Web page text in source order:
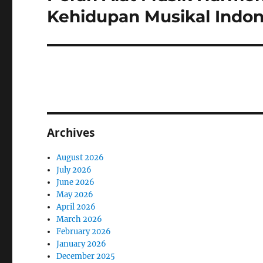
post:
Kehidupan Musikal
Archives
August 2026
July 2026
June 2026
May 2026
April 2026
March 2026
February 2026
January 2026
December 2025